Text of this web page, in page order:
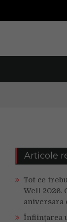
Articole
Tot ce
Well 2026.
aniversara
Înființarea